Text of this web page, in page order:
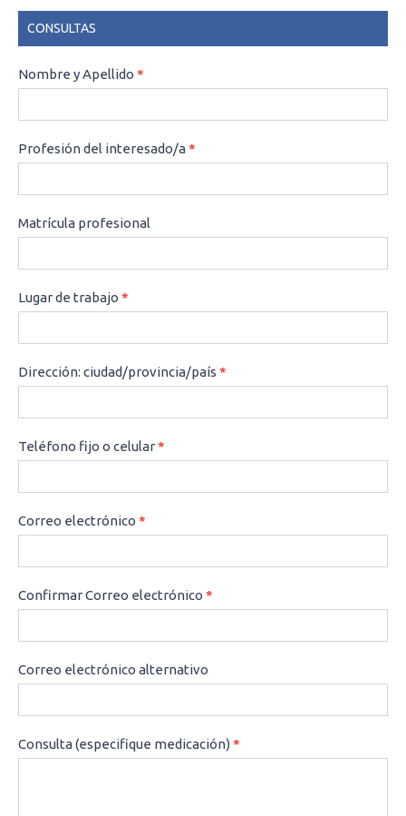
CONSULTAS
CONSULTAS
Nombre y Apellido *
Profesión del interesado/a*
Matrícula profesional
Lugar de trabajo *
Dirección: ciudad/provincia/país *
Teléfono fijo o celular*
Correo electrónico *
Confirmar Correo electrónico *
Correo electrónico alternativo
Consulta (especifique medicación)*